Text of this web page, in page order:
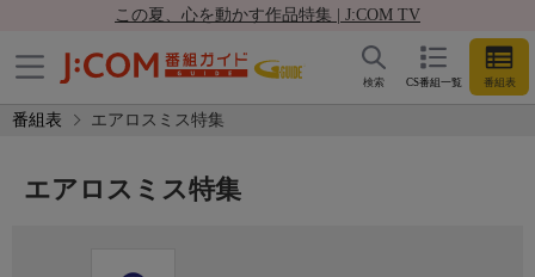
この夏、心を動かす作品特集 | J:COM TV
CS番組一覧 番組表
検索
番組表 エアロスミス特集
エアロスミス特集